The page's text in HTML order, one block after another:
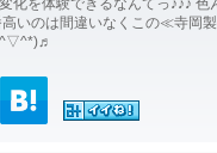
化を体験できるなんてっ♪♪♪
高いのは間違いなくこの≪寺岡